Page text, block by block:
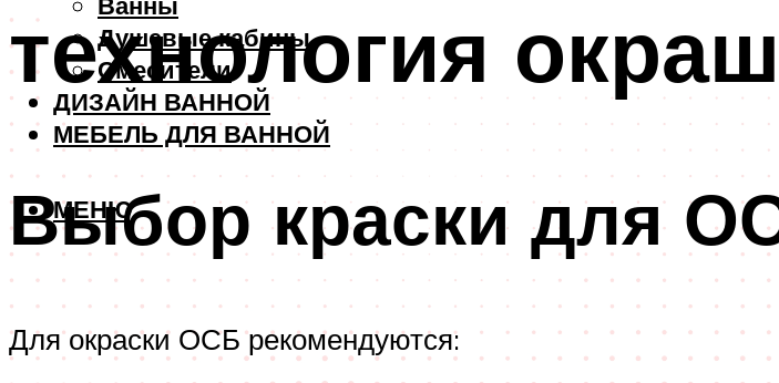
Душевые кабины
Смесители
ДИЗАЙН ВАННОЙ
МЕБЕЛЬ ДЛЯ ВАННОЙ
МЕНЮ
технология
Выбор краски для
Для окраски ОСБ рекомендуются: